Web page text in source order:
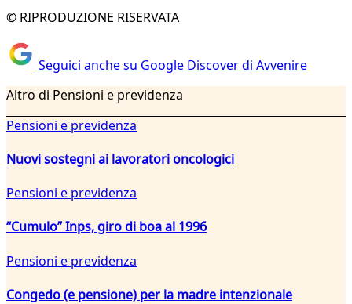
© RIPRODUZIONE RISERVATA
Seguici anche su Google Discover di Avvenire
Altro di Pensioni e previdenza
Pensioni e previdenza
Nuovi sostegni ai lavoratori oncologici
Pensioni e previdenza
“Cumulo” Inps, giro di boa al 1996
Pensioni e previdenza
Congedo (e pensione) per la madre intenzionale